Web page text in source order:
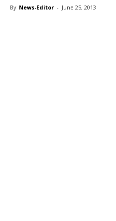
By News-Editor - June 25, 2013